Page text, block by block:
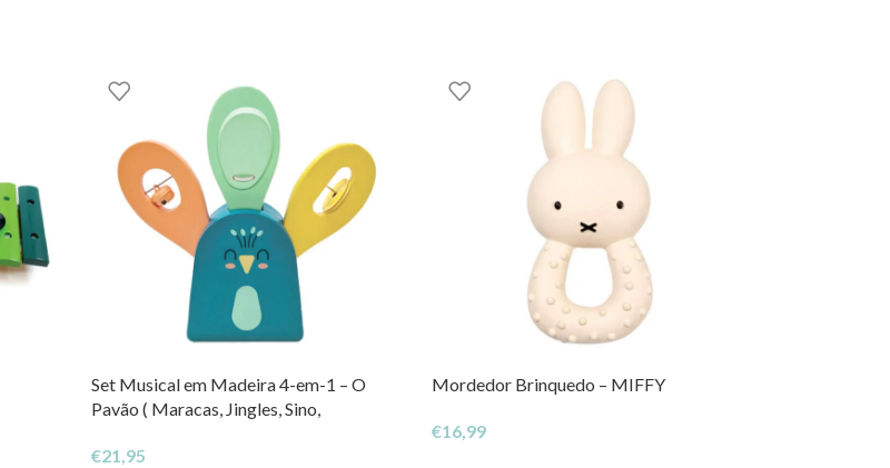
Set Musical em Madeira 4-em-1 – O
Pavão ( Maracas, Jingles, Sino,
€21,95
Mordedor Brinquedo – MIFFY
€16,99